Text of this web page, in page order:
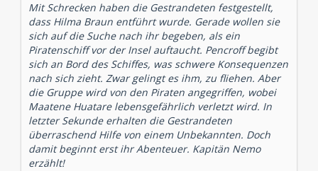
Mit Schrecken haben die Gestrandeten festgestellt,
dass Hilma Braun entführt wurde. Gerade wollen sie
sich auf die Suche nach ihr begeben, als ein
Piratenschiff vor der Insel auftaucht. Pencroff begibt
sich an Bord des Schiffes, was schwere Konsequenzen
nach sich zieht. Zwar gelingt es ihm, zu fliehen. Aber
die Gruppe wird von den Piraten angegriffen, wobei
Maatene Huatare lebensgefährlich verletzt wird. In
letzter Sekunde erhalten die Gestrandeten
überraschend Hilfe von einem Unbekannten. Doch
damit beginnt erst ihr Abenteuer. Kapitän Nemo
erzählt!